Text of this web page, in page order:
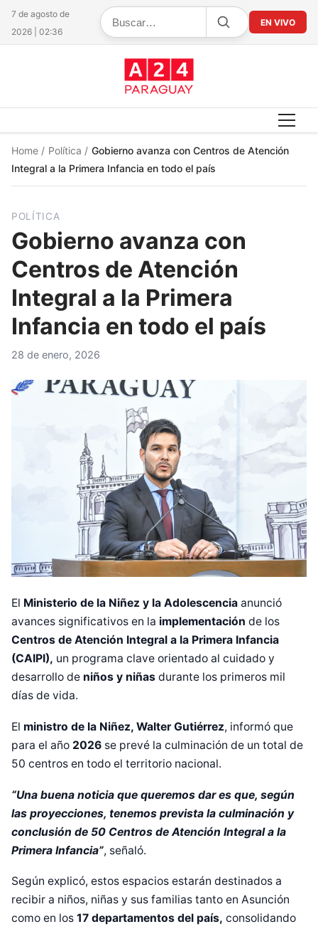
7 de agosto de
2026 | 02:36
EN VIVO
Home / Política / Gobierno avanza con Centros de Atención
Integral a la Primera Infancia en todo el país
POLÍTICA
Gobierno avanza con
Centros de Atención
Integral a la Primera
Infancia en todo el país
28 de enero, 2026
El Ministerio de la Niñez y la Adolescencia anunció
avances significativos en la implementación de los
Centros de Atención Integral a la Primera Infancia
(CAIPI), un programa clave orientado al cuidado y
desarrollo de niños y niñas durante los primeros mil
días de vida.
El ministro de la Niñez, Walter Gutiérrez, informó que
para el año 2026 se prevé la culminación de un total de
50 centros en todo el territorio nacional.
“Una buena noticia que queremos dar es que, según
las proyecciones, tenemos prevista la culminación y
conclusión de 50 Centros de Atención Integral a la
Primera Infancia”, señaló.
Según explicó, estos espacios estarán destinados a
recibir a niños, niñas y sus familias tanto en Asunción
como en los 17 departamentos del país, consolidando